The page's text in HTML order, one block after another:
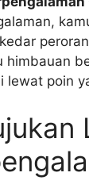
himbauan
lewat poin